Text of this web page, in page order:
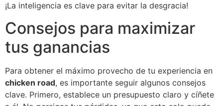
¡La inteligencia es clave para evitar la desgracia!
Consejos para maximizar
tus ganancias
Para obtener el máximo provecho de tu experiencia en
chicken road, es importante seguir algunos consejos
clave. Primero, establece un presupuesto claro y cíñete